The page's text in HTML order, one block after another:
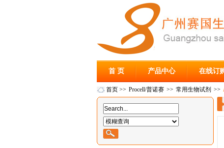
首 页 产品中心 在线订
首页 >> Procell/普诺赛 >> 常用生物试剂 >>